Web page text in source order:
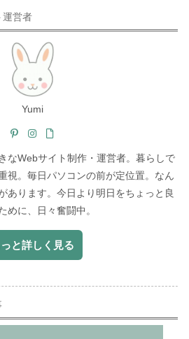
運営者
Yumi
なWebサイト制作・運営者。暮らしで
視。毎日パソコンの前が定位置。なん
あります。今日より明日をちょっと良
めに、日々奮闘中。
っと詳しく見る